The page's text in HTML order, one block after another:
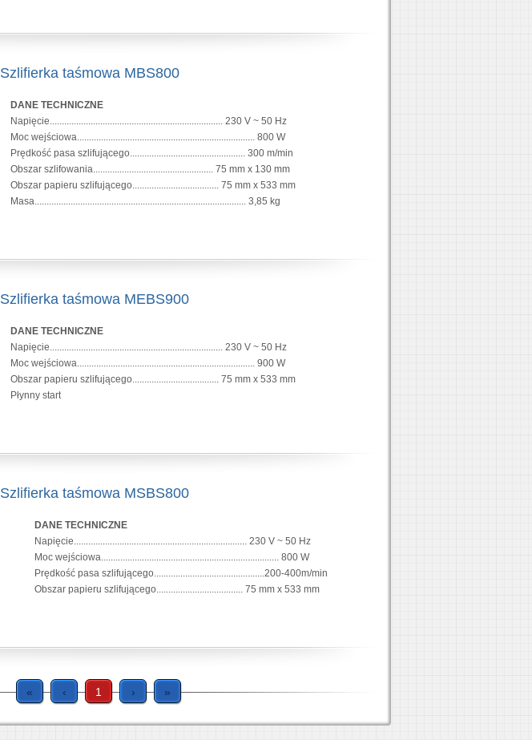
Szlifierka taśmowa MBS800
DANE TECHNICZNE
Napięcie........................................................................ 230 V ~ 50 Hz
Moc wejściowa.......................................................................... 800 W
Prędkość pasa szlifującego................................................ 300 m/min
Obszar szlifowania.................................................. 75 mm x 130 mm
Obszar papieru szlifującego.................................... 75 mm x 533 mm
Masa........................................................................................ 3,85 kg
Szlifierka taśmowa MEBS900
DANE TECHNICZNE
Napięcie........................................................................ 230 V ~ 50 Hz
Moc wejściowa.......................................................................... 900 W
Obszar papieru szlifującego.................................... 75 mm x 533 mm
Płynny start
Szlifierka taśmowa MSBS800
DANE TECHNICZNE
Napięcie........................................................................ 230 V ~ 50 Hz
Moc wejściowa.......................................................................... 800 W
Prędkość pasa szlifującego..............................................200-400m/min
Obszar papieru szlifującego.................................... 75 mm x 533 mm
« ‹ 1 › »